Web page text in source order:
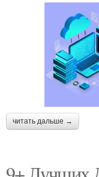
читать дальше →